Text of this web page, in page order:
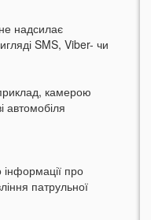
надсилає
SMS, Viber- чи
камерою
автомобіля
про
патрульної